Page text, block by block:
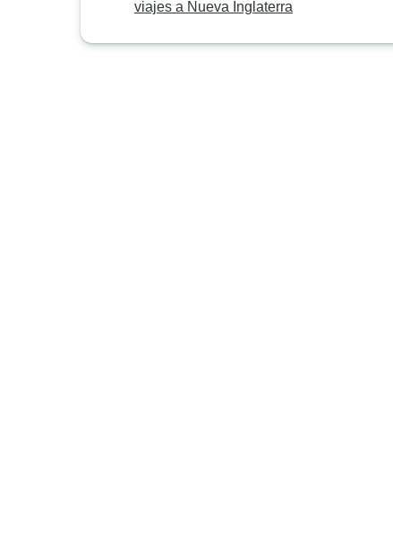
viajes a Nueva Inglaterra